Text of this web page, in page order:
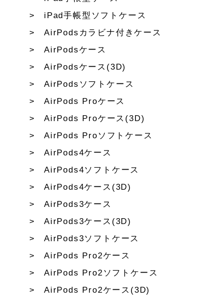
iPad手帳型ソフトケース
AirPodsカラビナ付きケース
AirPodsケース
AirPodsケース(3D)
AirPodsソフトケース
AirPods Proケース
AirPods Proケース(3D)
AirPods Proソフトケース
AirPods4ケース
AirPods4ソフトケース
AirPods4ケース(3D)
AirPods3ケース
AirPods3ケース(3D)
AirPods3ソフトケース
AirPods Pro2ケース
AirPods Pro2ソフトケース
AirPods Pro2ケース(3D)